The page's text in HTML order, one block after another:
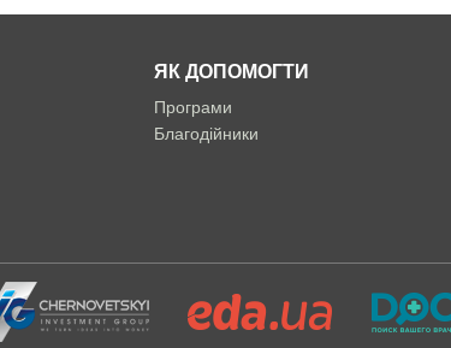
ЯК ДОПОМОГТИ
Програми
Благодійники